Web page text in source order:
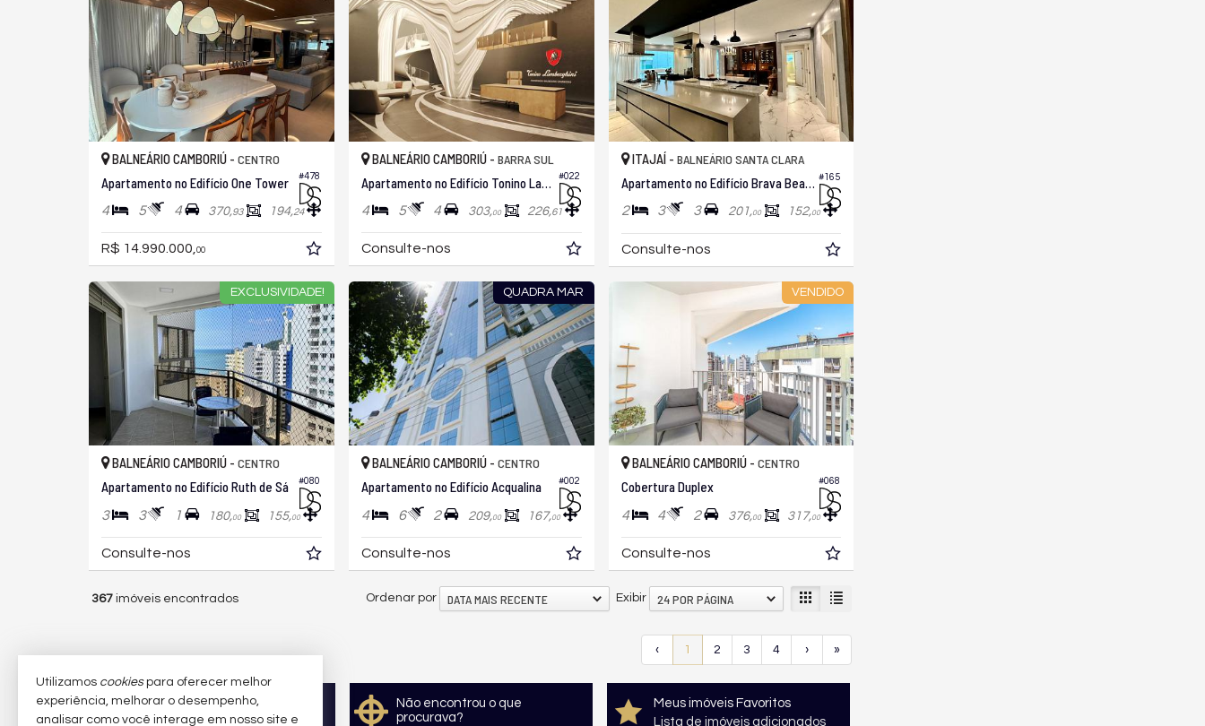
#478
BALNEÁRIO CAMBORIÚ - CENTRO
Apartamento no Edifício One Tower
4 5 4 370,93 194,24
R$ 14.990.000,00
#022
BALNEÁRIO CAMBORIÚ - BARRA SUL
Apartamento no Edifício Tonino Lamborghini
4 5 4 303,00 226,61
Consulte-nos
#165
ITAJAÍ - BALNEÁRIO SANTA CLARA
Apartamento no Edifício Brava Beach
2 3 3 201,00 152,00
Consulte-nos
EXCLUSIVIDADE!
#080
BALNEÁRIO CAMBORIÚ - CENTRO
Apartamento no Edifício Ruth de Sá
3 3 1 180,00 155,00
Consulte-nos
QUADRA MAR
#002
BALNEÁRIO CAMBORIÚ - CENTRO
Apartamento no Edifício Acqualina
4 6 2 209,00 167,00
Consulte-nos
VENDIDO
#068
BALNEÁRIO CAMBORIÚ - CENTRO
Cobertura Duplex
4 4 2 376,00 317,00
Consulte-nos
367 imóveis encontrados Exibir 24 POR PÁGINA
Ordenar por DATA MAIS RECENTE
‹ 1 2 3 4 › »
Quer vender seu imóvel?
Cadastre-se e anuncie
Não encontrou o que
procurava?
Meus imóveis Favoritos
Lista de imóveis adicionados
Utilizamos cookiespara oferecer melhor
experiência, melhorar o desempenho,
analisar como você interage em nosso site e